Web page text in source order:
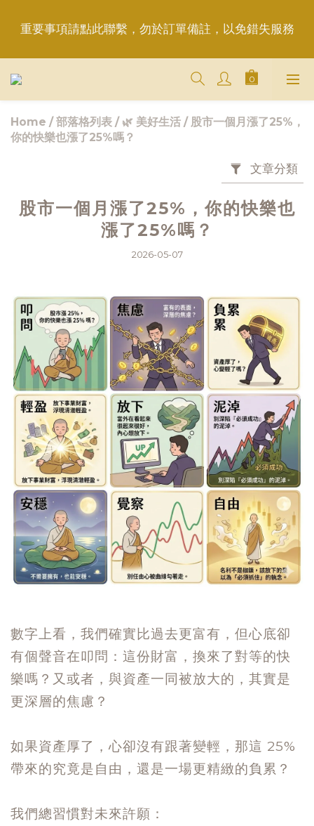
重要事項請點此聯繫，勿於訂單備註，以免錯失服務
重要事項請點此聯繫，勿於訂單備註，以免錯失服務
平日6:50前完成訂購，現貨品當日發貨｜訂單「已確
＋LINE好友折價100元✅歡迎LINE：＠aimershine
上班時間內專人回覆(WhatsAPP已停用，請LINE,
重要事項請點此聯繫，勿於訂單備註，以免錯失服務
Home /部落格列表 / 🌿 美好生活 / 股市一個月漲了25%，
你的快樂也漲了25%嗎？
文章分類
股市一個月漲了25%，你的快樂也
漲了25%嗎？
2026-05-07
數字上看，我們確實比過去更富有，但心底卻
有個聲音在叩問：這份財富，換來了對等的快
樂嗎？又或者，與資產一同被放大的，其實是
更深層的焦慮？
如果資產厚了，心卻沒有跟著變輕，那這 25%
帶來的究竟是自由，還是一場更精緻的負累？
我們總習慣對未來許願：